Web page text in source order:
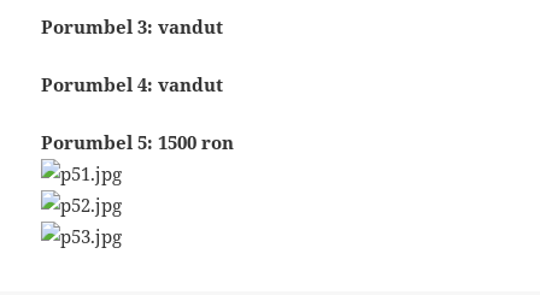
Porumbel 3: vandut
Porumbel 4: vandut
Porumbel 5: 1500 ron